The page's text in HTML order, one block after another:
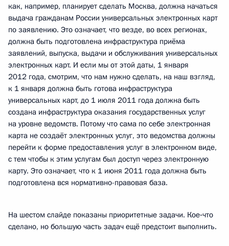
как, например, планирует сделать Москва, должна начаться
выдача гражданам России универсальных электронных карт
по заявлению. Это означает, что везде, во всех регионах,
должна быть подготовлена инфраструктура приёма
заявлений, выпуска, выдачи и обслуживания универсальных
электронных карт. И если мы от этой даты, 1 января
2012 года, смотрим, что нам нужно сделать, на наш взгляд,
к 1 января должна быть готова инфраструктура
универсальных карт, до 1 июля 2011 года должна быть
создана инфраструктура оказания государственных услуг
на уровне ведомств. Потому что сама по себе электронная
карта не создаёт электронных услуг, это ведомства должны
перейти к форме предоставления услуг в электронном виде,
с тем чтобы к этим услугам был доступ через электронную
карту. Это означает, что к 1 июня 2011 года должна быть
подготовлена вся нормативно-правовая база.
На шестом слайде показаны приоритетные задачи. Кое‑что
сделано, но большую часть задач ещё предстоит выполнить.